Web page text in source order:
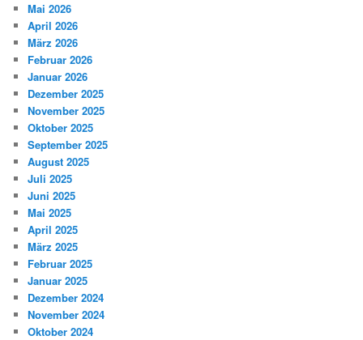
Mai 2026
April 2026
März 2026
Februar 2026
Januar 2026
Dezember 2025
November 2025
Oktober 2025
September 2025
August 2025
Juli 2025
Juni 2025
Mai 2025
April 2025
März 2025
Februar 2025
Januar 2025
Dezember 2024
November 2024
Oktober 2024